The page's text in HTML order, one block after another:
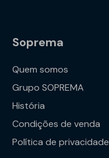
Soprema
Quem somos
Grupo SOPREMA
História
Condições de venda
Política de privacidade